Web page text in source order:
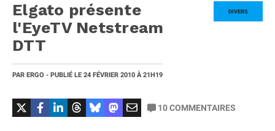
DIVERS
Elgato présente
l'EyeTV Netstream
DTT
PAR ERGO - PUBLIÉ LE 24 FÉVRIER 2010 À 21H19
10COMMENTAIRES